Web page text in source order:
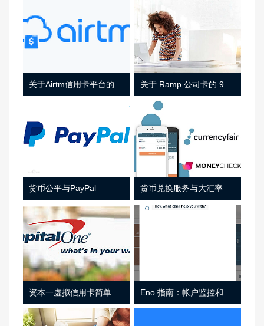
货币公平与PayPal 货币兑换服务与大汇率
资本一虚拟信用卡简单介绍